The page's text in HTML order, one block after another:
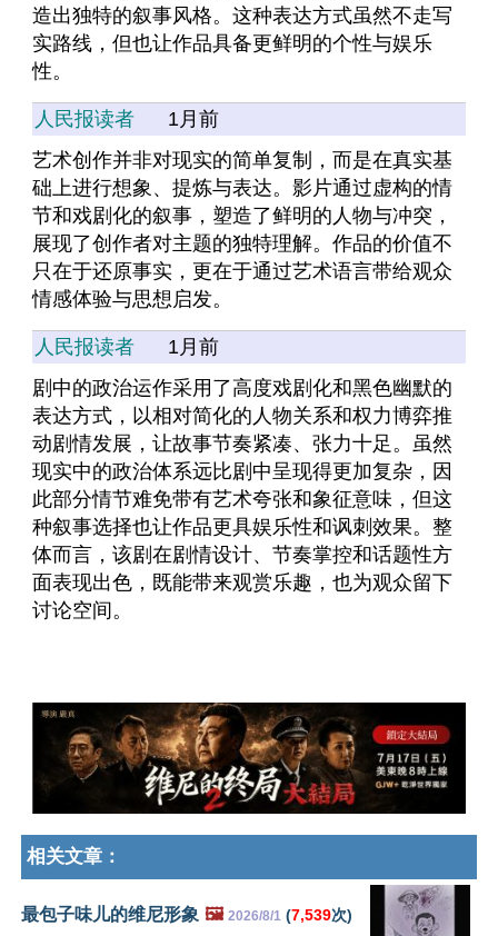
造出独特的叙事风格。这种表达方式虽然不走写
实路线，但也让作品具备更鲜明的个性与娱乐
性。
人民报读者
1月前
艺术创作并非对现实的简单复制，而是在真实基
础上进行想象、提炼与表达。影片通过虚构的情
节和戏剧化的叙事，塑造了鲜明的人物与冲突，
展现了创作者对主题的独特理解。作品的价值不
只在于还原事实，更在于通过艺术语言带给观众
情感体验与思想启发。
人民报读者
1月前
剧中的政治运作采用了高度戏剧化和黑色幽默的
表达方式，以相对简化的人物关系和权力博弈推
动剧情发展，让故事节奏紧凑、张力十足。虽然
现实中的政治体系远比剧中呈现得更加复杂，因
此部分情节难免带有艺术夸张和象征意味，但这
种叙事选择也让作品更具娱乐性和讽刺效果。整
体而言，该剧在剧情设计、节奏掌控和话题性方
面表现出色，既能带来观赏乐趣，也为观众留下
讨论空间。
相关文章：
最包子味儿的维尼形象 🖼️ 2026/8/1 (7,539次)